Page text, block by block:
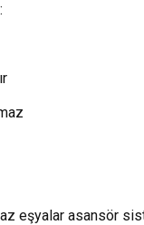
eşyalar asansör